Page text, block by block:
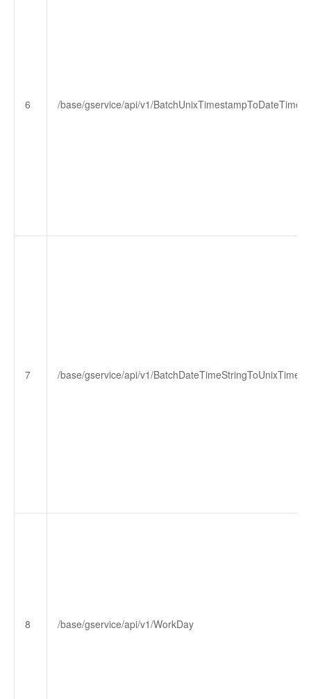
6 /base/gservice/api/v1/
7 /base/gservice/api/v1/
8 /base/gservice/api/v1/WorkDay